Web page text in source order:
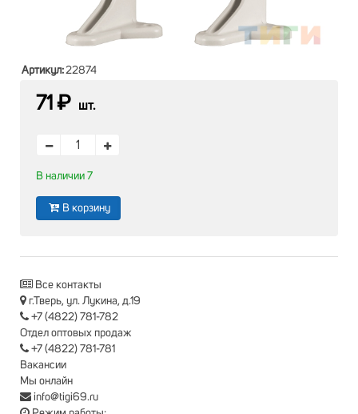
Артикул:22874
71 ₽ шт.
В наличии 7
В корзину
Все контакты
г.Тверь, ул. Лукина, д.19
+7 (4822) 781-782
Отдел оптовых продаж
+7 (4822) 781-781
Вакансии
Мы онлайн
info@tigi69.ru